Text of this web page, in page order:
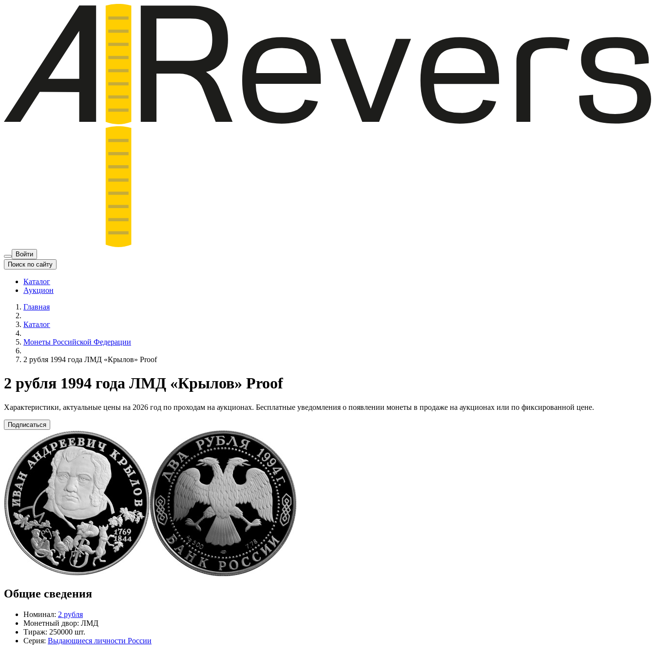
Войти
Поиск по сайту
Каталог
Аукцион
Главная
Каталог
Монеты Российской Федерации
2 рубля 1994 года ЛМД «Крылов» Proof
2 рубля 1994 года ЛМД «Крылов» Proof
Характеристики, актуальные цены на 2026 год по проходам на аукционах. Бесплатные уведомления о появлении монеты в продаже на аукционах или по фиксированной цене.
Подписаться
Общие сведения
Номинал: 2 рубля
Монетный двор: ЛМД
Тираж: 250000 шт.
Серия: Выдающиеся личности России